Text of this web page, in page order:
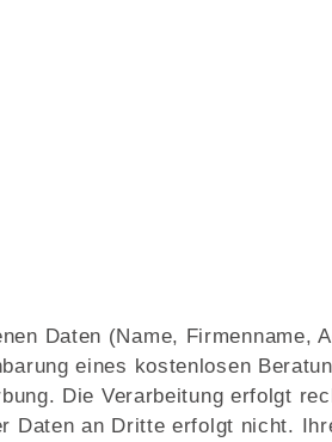
Daten (Name, Firmenname,
eines kostenlosen
Die Verarbeitung erfolgt
Daten an Dritte erfolgt nicht.